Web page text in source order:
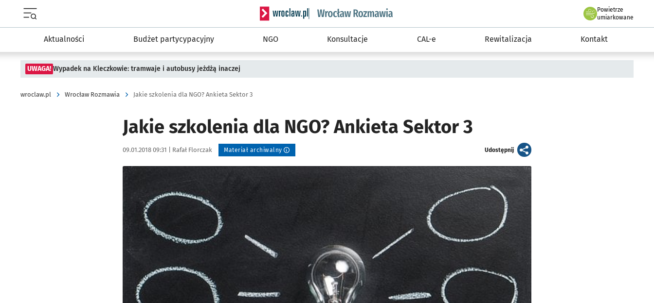
Serwis informacyjny wroclaw.pl podserwis: Rozmawia
Powietrze
we Wrocławiu
umiarkowane
Aktualności Budżet partycypacyjny NGO Konsultacje CAL-e Rewitalizacja Kontakt
UWAGA! Wypadek na Kleczkowie: tramwaje i autobusy jeżdżą inaczej
wroclaw.pl Wrocław Rozmawia Jakie szkolenia dla NGO? Ankieta Sektor 3
Jakie szkolenia dla NGO? Ankieta Sektor 3
Data publikacji:
09.01.2018 09:31 | Autor:
Rafał Florczak Materiał archiwalny Udostępnijartykuł
Kliknij, aby powiększyć